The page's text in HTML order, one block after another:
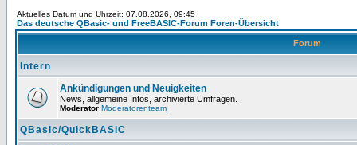
Aktuelles Datum und Uhrzeit: 07.08.2026, 09:45
Das deutsche QBasic- und FreeBASIC-Forum Foren-Übersicht
Forum
Intern
Ankündigungen und Neuigkeiten
News, allgemeine Infos, archivierte Umfragen.
Moderator Moderatorenteam
QBasic/QuickBASIC